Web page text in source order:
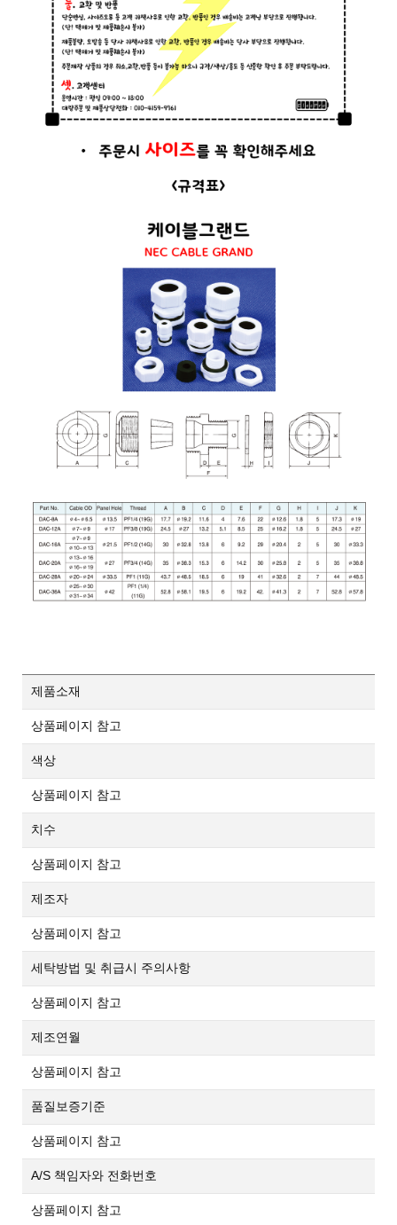
제품소재
상품페이지 참고
색상
상품페이지 참고
치수
상품페이지 참고
제조자
상품페이지 참고
세탁방법 및 취급시 주의사항
상품페이지 참고
제조연월
상품페이지 참고
품질보증기준
상품페이지 참고
A/S 책임자와 전화번호
상품페이지 참고